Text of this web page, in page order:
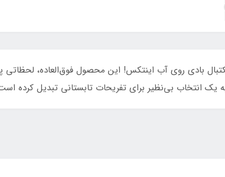
بادی روی آب اینتکس! این محصول فوق‌العاده، لحظاتی
انتخاب بی‌نظیر برای تفریحات تابستانی تبدیل کرده